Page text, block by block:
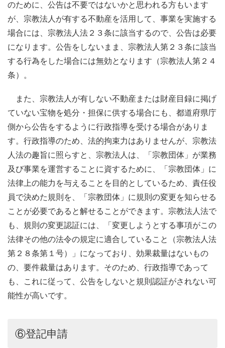
のために、公告は不要ではないかと思われる方もいます
が、宗教法人が有する不動産を活用して、事業を実施する
場合には、宗教法人法２３条に該当するので、公告は必要
になります。公告をしないまま、宗教法人第２３条に該当
する行為をした場合には無効となります（宗教法人第２４
条）。
また、宗教法人が有しない不動産または財産目録に掲げ
ていない宝物を処分・担保に供する場合にも、都道府県庁
側から公告をするように行政指導を受ける場合がありま
す。行政指導のため、法的拘束力はありませんが、宗教法
人法の趣旨に照らすと、宗教法人は、「宗教団体」が業務
及び事業を運営することに資するために、「宗教団体」に
法律上の能力を与えることを目的としているため、責任役
員で決めた規則を、「宗教団体」に規則の変更を知らせる
ことが必要であると解せることができます。宗教法人法で
も、規則の変更認証には、「変更しようとする事項がこの
法律その他の法令の規定に適合していること（宗教法人法
第２８条第１号）」になっており、効果裁量はないもの
の、要件裁量はあります。そのため、行政指導であって
も、これに従って、公告をしないと規則認証がされない可
能性が高いです。
⑥登記申請